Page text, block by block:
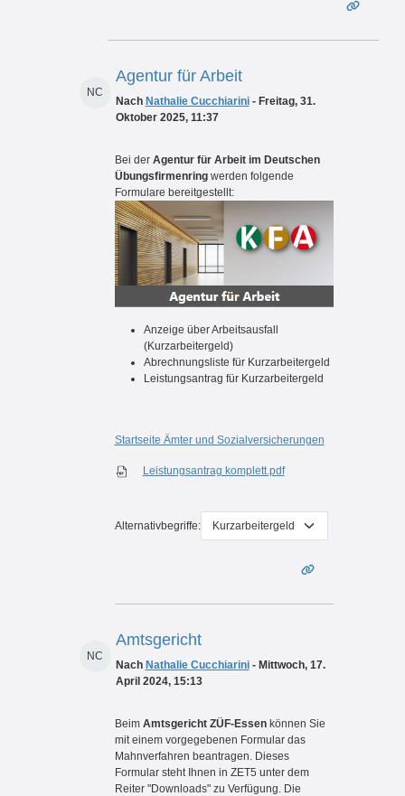
NC
Agentur für Arbeit
Nach Nathalie Cucchiarini- Freitag, 31.
Oktober 2025, 11:37
Bei der Agentur für Arbeit im Deutschen
Übungsfirmenringwerden folgende
Formulare bereitgestellt:
Anzeige über Arbeitsausfall
(Kurzarbeitergeld)
Abrechnungsliste für Kurzarbeitergeld
Leistungsantrag für Kurzarbeitergeld
Startseite Ämter und Sozialversicherungen
Leistungsantrag komplett.pdf
Alternativbegriffe:
NC
Amtsgericht
Nach Nathalie Cucchiarini- Mittwoch, 17.
April 2024, 15:13
Beim Amtsgericht ZÜF-Essen können Sie
mit einem vorgegebenen Formular das
Mahnverfahren beantragen. Dieses
Formular steht Ihnen in ZET5 unter dem
Reiter "Downloads" zu Verfügung. Die